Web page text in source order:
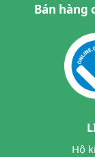
Bán hàng
Hộ